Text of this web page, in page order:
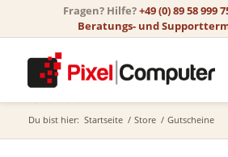
Fragen? Hilfe?+49 (0) 89 58 999
Beratungs- und
Gutscheine
Du bist hier: Startseite / Store / Gutscheine